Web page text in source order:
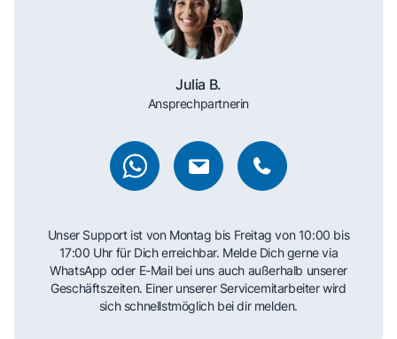
Julia B.
Ansprechpartnerin
Unser Support ist von Montag bis Freitag von 10:00 bis
17:00 Uhr für Dich erreichbar. Melde Dich gerne via
WhatsApp oder E-Mail bei uns auch außerhalb unserer
Geschäftszeiten. Einer unserer Servicemitarbeiter wird
sich schnellstmöglich bei dir melden.